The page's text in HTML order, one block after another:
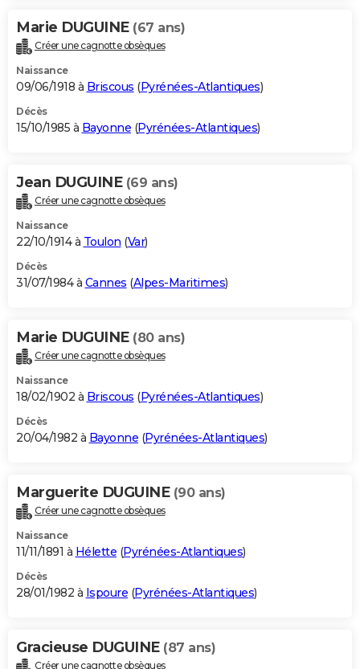
Marie DUGUINE (67 ans)
Créer une cagnotte obsèques
Naissance
09/06/1918 à Briscous (Pyrénées-Atlantiques)
Décès
15/10/1985 à Bayonne (Pyrénées-Atlantiques)
Jean DUGUINE (69 ans)
Créer une cagnotte obsèques
Naissance
22/10/1914 à Toulon (Var)
Décès
31/07/1984 à Cannes (Alpes-Maritimes)
Marie DUGUINE (80 ans)
Créer une cagnotte obsèques
Naissance
18/02/1902 à Briscous (Pyrénées-Atlantiques)
Décès
20/04/1982 à Bayonne (Pyrénées-Atlantiques)
Marguerite DUGUINE (90 ans)
Créer une cagnotte obsèques
Naissance
11/11/1891 à Hélette (Pyrénées-Atlantiques)
Décès
28/01/1982 à Ispoure (Pyrénées-Atlantiques)
Gracieuse DUGUINE (87 ans)
Créer une cagnotte obsèques